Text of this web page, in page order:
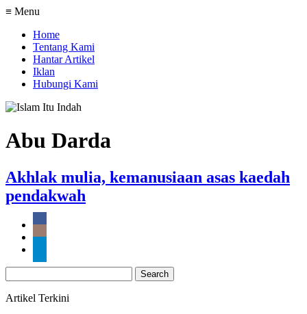
≡ Menu
Home
Tentang Kami
Hantar Artikel
Iklan
Hubungi Kami
Abu Darda
Akhlak mulia, kemanusiaan asas kaedah
pendakwah
for:
Artikel Terkini